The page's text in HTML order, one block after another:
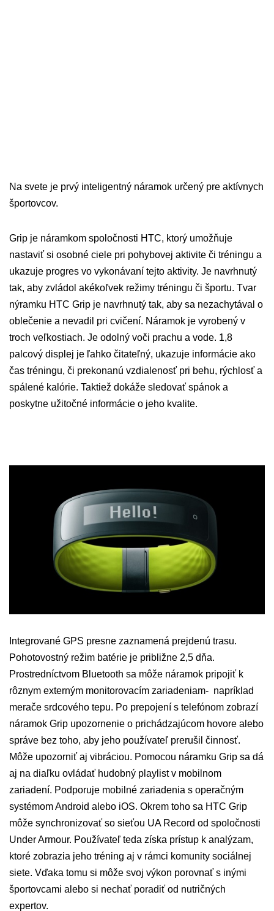
Na svete je prvý inteligentný náramok určený pre aktívnych
športovcov.
Grip je náramkom spoločnosti HTC, ktorý umožňuje
nastaviť si osobné ciele pri pohybovej aktivite či tréningu a
ukazuje progres vo vykonávaní tejto aktivity. Je navrhnutý
tak, aby zvládol akékoľvek režimy tréningu či športu. Tvar
nýramku HTC Grip je navrhnutý tak, aby sa nezachytával o
oblečenie a nevadil pri cvičení. Náramok je vyrobený v
troch veľkostiach. Je odolný voči prachu a vode. 1,8
palcový displej je ľahko čitateľný, ukazuje informácie ako
čas tréningu, či prekonanú vzdialenosť pri behu, rýchlosť a
spálené kalórie. Taktiež dokáže sledovať spánok a
poskytne užitočné informácie o jeho kvalite.
Integrované GPS presne zaznamená prejdenú trasu.
Pohotovostný režim batérie je približne 2,5 dňa.
Prostredníctvom Bluetooth sa môže náramok pripojiť k
rôznym externým monitorovacím zariadeniam- napríklad
merače srdcového tepu. Po prepojení s telefónom zobrazí
náramok Grip upozornenie o prichádzajúcom hovore alebo
správe bez toho, aby jeho používateľ prerušil činnosť.
Môže upozorniť aj vibráciou. Pomocou náramku Grip sa dá
aj na diaľku ovládať hudobný playlist v mobilnom
zariadení. Podporuje mobilné zariadenia s operačným
systémom Android alebo iOS. Okrem toho sa HTC Grip
môže synchronizovať so sieťou UA Record od spoločnosti
Under Armour. Používateľ teda získa prístup k analýzam,
ktoré zobrazia jeho tréning aj v rámci komunity sociálnej
siete. Vďaka tomu si môže svoj výkon porovnať s inými
športovcami alebo si nechať poradiť od nutričných
expertov.